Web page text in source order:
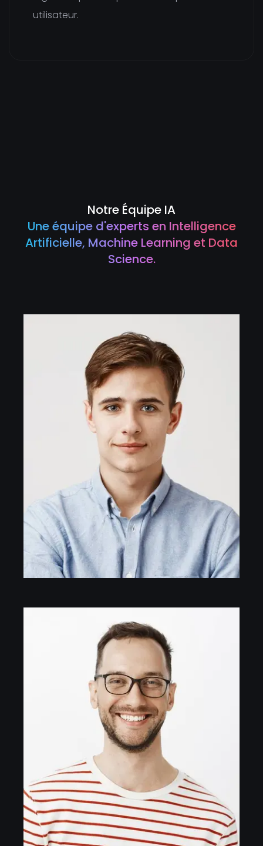
utilisateur.
Notre Équipe IA
Une équipe d'experts en Intelligence
Artificielle, Machine Learning et Data
Science.